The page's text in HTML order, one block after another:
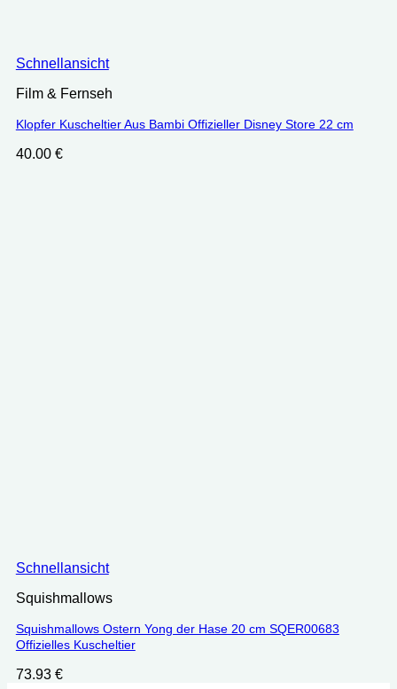
Schnellansicht
Film & Fernseh
Klopfer Kuscheltier Aus Bambi Offizieller Disney Store 22 cm
40.00 €
Schnellansicht
Squishmallows
Squishmallows Ostern Yong der Hase 20 cm ‎SQER00683
Offizielles Kuscheltier
73.93 €